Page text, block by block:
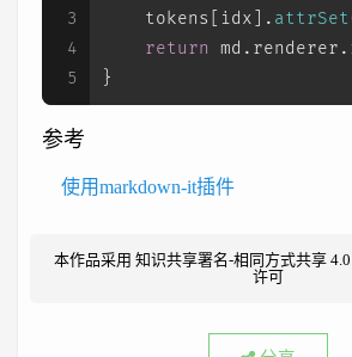
3
4
5
    tokens[idx].
attrSet
return
md. renderer .
}
参考
使用markdown-it插件
本作品采用 知识共享署名-相同方式共享
许可